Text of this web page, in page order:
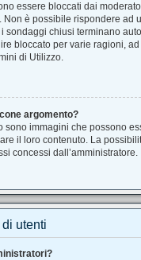
essere bloccati dai
Non è possibile rispondere ad
sondaggi chiusi terminano
bloccato per varie ragioni, ad
di Utilizzo.
argomento?
sono immagini che possono
il loro contenuto. La
concessi dall’amministratore.
utenti